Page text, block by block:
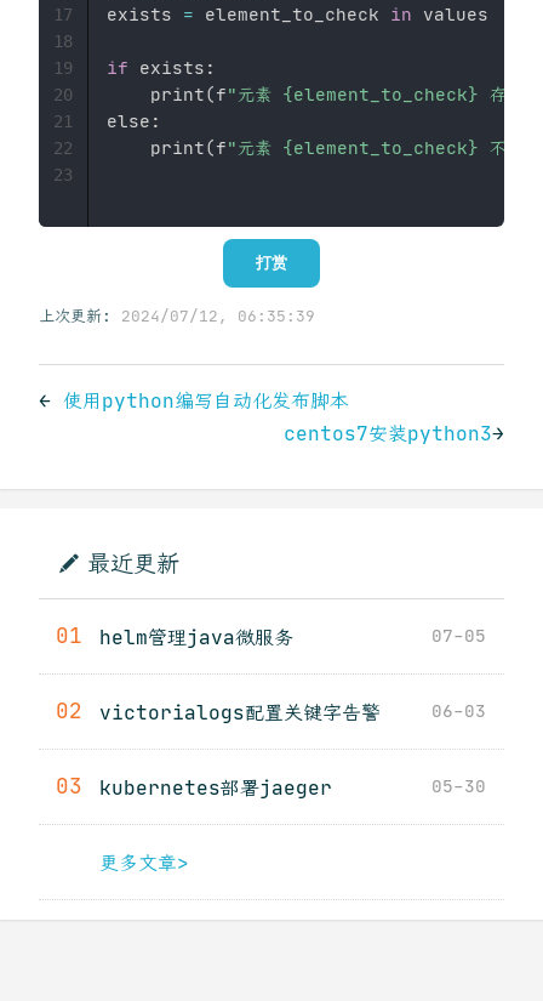
exists = element_to_check in values
if exists:
    print
(f"元素 {element_to_check} 存在于
else:
    print
(f"元素 {element_to_check} 不存在
17
18
19
20
21
22
23
打赏
上次更新: 2024/07/12, 06:35:39
← 使用python编写自动化发布脚本
centos7安装python3→
最近更新
01 helm管理java微服务 07-05
02 victorialogs配置关键字告警 06-03
03 kubernetes部署jaeger 05-30
更多文章>